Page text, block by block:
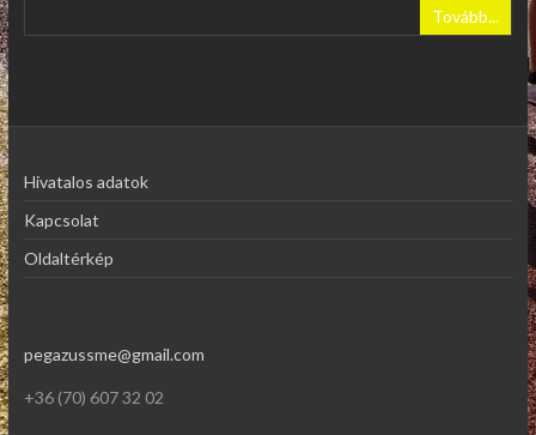
Tovább...
Hivatalos adatok
Kapcsolat
Oldaltérkép
pegazussme@gmail.com
+36 (70) 607 32 02